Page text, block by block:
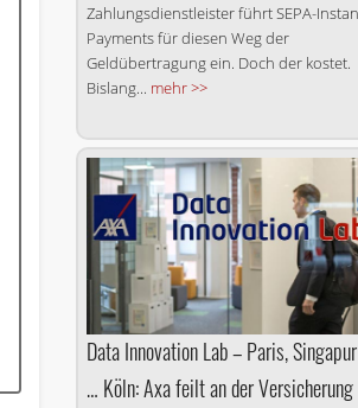
Zahlungsdienstleister führt SEPA-
Payments für diesen Weg der
Geldübertragung ein. Doch der kostet.
Bislang... mehr >>
Data Innovation Lab – Paris, Singapur
… Köln: Axa feilt an der Versicherung